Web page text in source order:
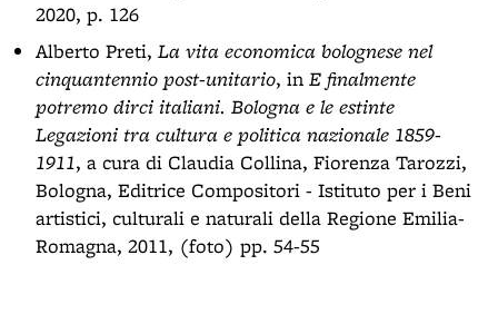
2020, p. 126
Alberto Preti, La vita economica bolognese nel
cinquantennio post-unitario, in E finalmente
potremo dirci italiani. Bologna e le estinte
Legazioni tra cultura e politica nazionale 1859-
1911, a cura di Claudia Collina, Fiorenza Tarozzi,
Bologna, Editrice Compositori - Istituto per i Beni
artistici, culturali e naturali della Regione Emilia-
Romagna, 2011, (foto) pp. 54-55